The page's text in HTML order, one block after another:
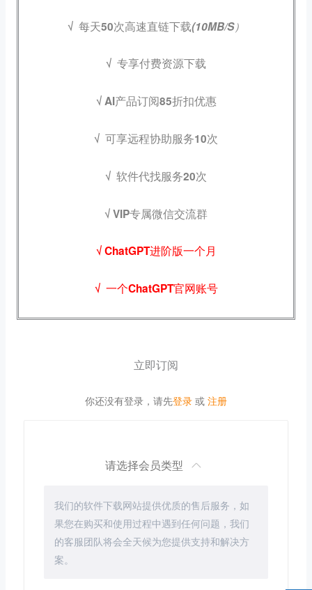
√ 每天50次高速直链下载(10MB/S）
√ 专享付费资源下载
√ AI产品订阅85折扣优惠
√ 可享远程协助服务10次
√ 软件代找服务20次
√ VIP专属微信交流群
√ ChatGPT进阶版一个月
√ 一个ChatGPT官网账号
立即订阅
你还没有登录，请先登录 或 注册
请选择会员类型
我们的软件下载网站提供优质的售后服务，如
果您在购买和使用过程中遇到任何问题，我们
的客服团队将会全天候为您提供支持和解决方
案。